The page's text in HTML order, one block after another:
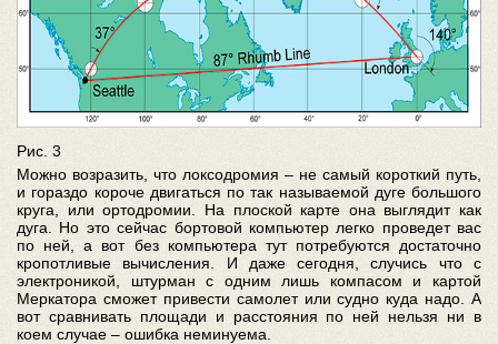
Рис. 3
Можно возразить, что локсодромия – не самый короткий путь,
и гораздо короче двигаться по так называемой дуге большого
круга, или ортодромии. На плоской карте она выглядит как
дуга. Но это сейчас бортовой компьютер легко проведет вас
по ней, а вот без компьютера тут потребуются достаточно
кропотливые вычисления. И даже сегодня, случись что с
электроникой, штурман с одним лишь компасом и картой
Меркатора сможет привести самолет или судно куда надо. А
вот сравнивать площади и расстояния по ней нельзя ни в
коем случае – ошибка неминуема.